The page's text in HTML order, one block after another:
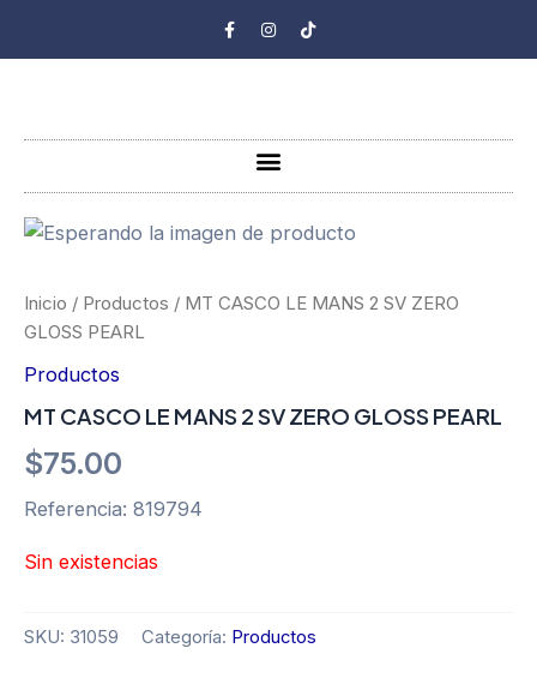
F
a
k
I
n
a
m
T
i
Menu
Inicio / Productos / MT CASCO LE MANS 2 SV ZERO
GLOSS PEARL
Productos
MT CASCO LE MANS 2 SV ZERO GLOSS PEARL
$75.00
Referencia: 819794
Sin existencias
SKU: 31059 Categoría: Productos